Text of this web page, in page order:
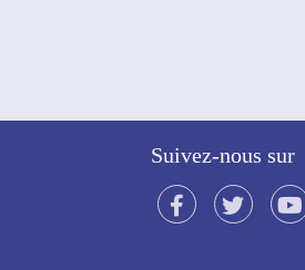
Suivez-nous sur